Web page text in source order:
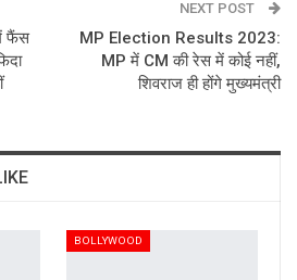
फैंस
NEXT POST
MP Election Results 2023:
MP में CM की रेस में कोई नहीं,
शिवराज ही होंगे मुख्यमंत्री
BOLLYWOOD